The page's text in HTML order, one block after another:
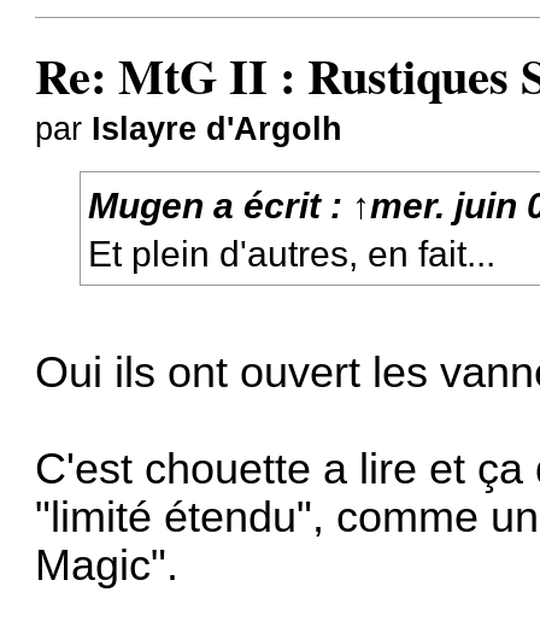
Re: MtG II : Rustiques
par Islayre d'Argolh
Mugen a écrit : ↑mer. juin
Et plein d'autres, en fait...
Oui ils ont ouvert les
C'est chouette a lire et
"limité étendu", comme
Magic".